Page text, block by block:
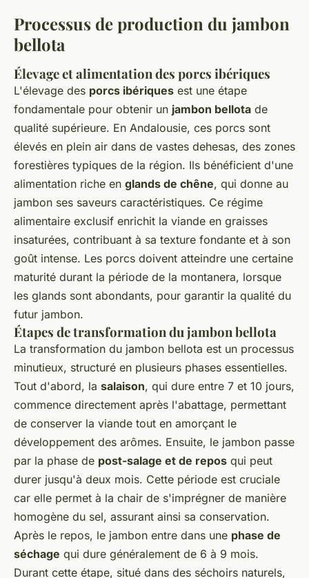
Processus de production du jambon
bellota
Élevage et alimentation des porcs ibériques
L'élevage des porcs ibériques est une étape
fondamentale pour obtenir un jambon bellota de
qualité supérieure. En Andalousie, ces porcs sont
élevés en plein air dans de vastes dehesas, des zones
forestières typiques de la région. Ils bénéficient d'une
alimentation riche en glands de chêne, qui donne au
jambon ses saveurs caractéristiques. Ce régime
alimentaire exclusif enrichit la viande en graisses
insaturées, contribuant à sa texture fondante et à son
goût intense. Les porcs doivent atteindre une certaine
maturité durant la période de la montanera, lorsque
les glands sont abondants, pour garantir la qualité du
futur jambon.
Étapes de transformation du jambon bellota
La transformation du jambon bellota est un processus
minutieux, structuré en plusieurs phases essentielles.
Tout d'abord, la salaison, qui dure entre 7 et 10 jours,
commence directement après l'abattage, permettant
de conserver la viande tout en amorçant le
développement des arômes. Ensuite, le jambon passe
par la phase de post-salage et de repos qui peut
durer jusqu'à deux mois. Cette période est cruciale
car elle permet à la chair de s'imprégner de manière
homogène du sel, assurant ainsi sa conservation.
Après le repos, le jambon entre dans une phase de
séchage qui dure généralement de 6 à 9 mois.
Durant cette étape, situé dans des séchoirs naturels,